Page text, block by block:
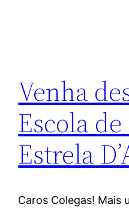
Venha
Escola
Estrela
Caros Colegas! Mais